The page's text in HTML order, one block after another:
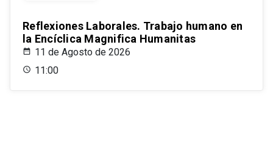
Reflexiones Laborales. Trabajo humano en
la Encíclica Magnifica Humanitas
11 de Agosto de 2026
11:00